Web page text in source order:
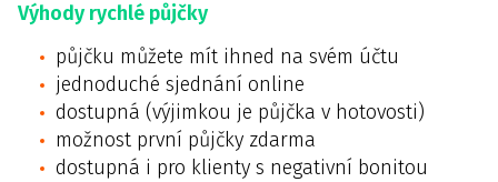
Výhody rychlé půjčky
půjčku můžete mít ihned na svém účtu
jednoduché sjednání online
dostupná (výjimkou je půjčka v hotovosti)
možnost první půjčky zdarma
dostupná i pro klienty s negativní bonitou